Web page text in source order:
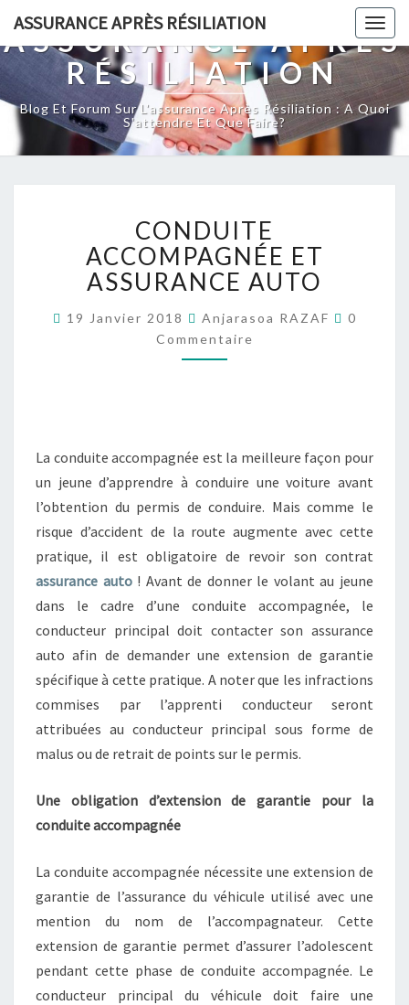
ASSURANCE APRÈS RÉSILIATION
ASSURANCE APRÈS
RÉSILIATION
Blog Et Forum Sur L'assurance Après Résiliation : A Quoi
S'attendre Et Que Faire?
ACCOMPAGNÉE
ET
ASSURANCE
AUTO
CONDUITE
ACCOMPAGNÉE ET
ASSURANCE AUTO
19 Janvier 2018 Anjarasoa RAZAF
0
Commentaire
La conduite accompagnée est la meilleure façon pour
un jeune d’apprendre à conduire une voiture avant
l’obtention du permis de conduire. Mais comme le
risque d’accident de la route augmente avec cette
pratique, il est obligatoire de revoir son contrat
assurance auto! Avant de donner le volant au jeune
dans le cadre d’une conduite accompagnée, le
conducteur principal doit contacter son assurance
auto afin de demander une extension de garantie
spécifique à cette pratique. A noter que les infractions
commises par l’apprenti conducteur seront
attribuées au conducteur principal sous forme de
malus ou de retrait de points sur le permis.
Une obligation d’extension de garantie pour la
conduite accompagnée
La conduite accompagnée nécessite une extension de
garantie de l’assurance du véhicule utilisé avec une
mention du nom de l’accompagnateur. Cette
extension de garantie permet d’assurer l’adolescent
pendant cette phase de conduite accompagnée. Le
conducteur principal du véhicule doit faire une